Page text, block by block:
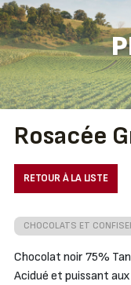
Rosacée
RETOUR À LA LISTE
CHOCOLATS ET
Chocolat noir 75%
Acidué et puissant